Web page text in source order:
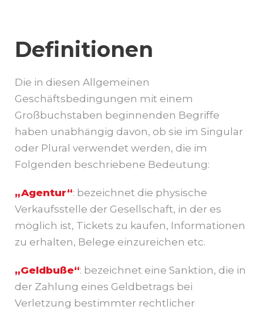
Definitionen
Die in diesen Allgemeinen
Geschäftsbedingungen mit einem
Großbuchstaben beginnenden Begriffe
haben unabhängig davon, ob sie im Singular
oder Plural verwendet werden, die im
Folgenden beschriebene Bedeutung:
„Agentur“: bezeichnet die physische
Verkaufsstelle der Gesellschaft, in der es
möglich ist, Tickets zu kaufen, Informationen
zu erhalten, Belege einzureichen etc.
„Geldbuße“: bezeichnet eine Sanktion, die in
der Zahlung eines Geldbetrags bei
Verletzung bestimmter rechtlicher